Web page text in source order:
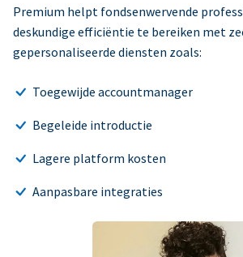
Premium helpt fondsenwervende
deskundige efficiëntie te bereiken met
gepersonaliseerde diensten zoals:
Toegewijde accountmanager
Begeleide introductie
Lagere platform kosten
Aanpasbare integraties